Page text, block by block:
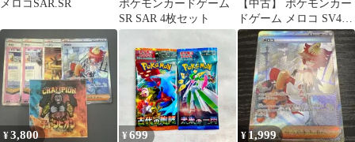
メロコSAR.SR
ポケモンカードゲーム
SR SAR 4枚セット
【中古】 ポケモンカー
ドゲーム メロコ SV4K
SV4K 092/066 SAR
¥3,800 ¥699 ¥1,999